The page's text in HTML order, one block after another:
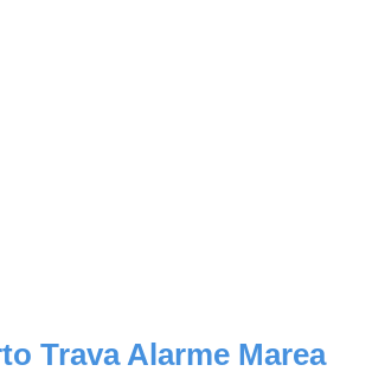
Trava Alarme Marea